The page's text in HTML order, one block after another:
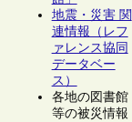
地震・災害 関
連情報（レフ
ァレンス協同
データベー
ス）
各地の図書館
等の被災情報